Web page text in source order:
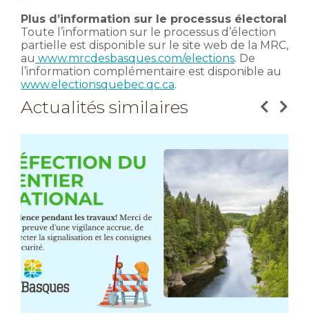
Plus d’information sur le processus électoral
Toute l’information sur le processus d’élection
partielle est disponible sur le site web de la MRC,
au www.mrcdesbasques.com/elections. De
l’information complémentaire est disponible au
www.electionsquebec.qc.ca.
Actualités similaires